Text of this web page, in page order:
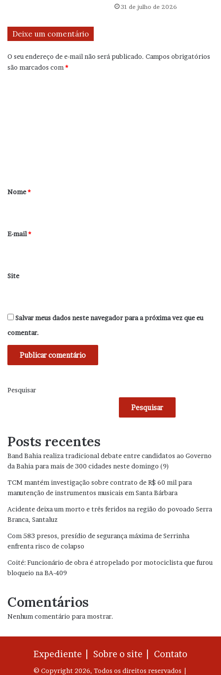
31 de julho de 2026
Deixe um comentário
O seu endereço de e-mail não será publicado. Campos obrigatórios
são marcados com*
r
*
Nome*
E-mail*
Site
Salvar meus dados neste navegador para a próxima vez que eu
comentar.
Pesquisar
Pesquisar
Posts recentes
Band Bahia realiza tradicional debate entre candidatos ao Governo
da Bahia para mais de 300 cidades neste domingo (9)
TCM mantém investigação sobre contrato de R$ 60 mil para
manutenção de instrumentos musicais em Santa Bárbara
Acidente deixa um morto e três feridos na região do povoado Serra
Branca, Santaluz
Com 583 presos, presídio de segurança máxima de Serrinha
enfrenta risco de colapso
Coité: Funcionário de obra é atropelado por motociclista que furou
bloqueio na BA-409
Comentários
Nenhum comentário para mostrar.
Expediente | Sobre o site | Contato
© Copyright 2026, Todos os direitos reservados |